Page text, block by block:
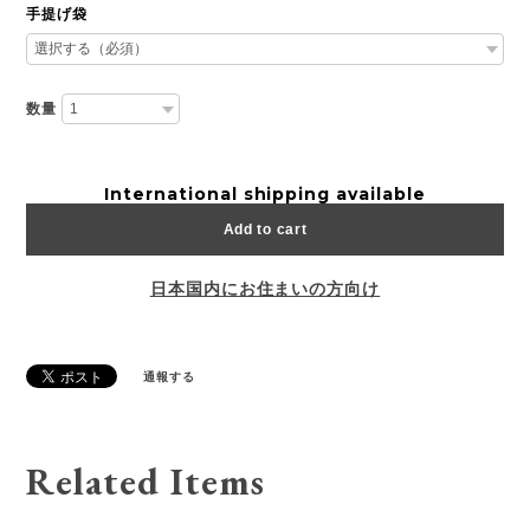
手提げ袋
数量
International shipping available
Add to cart
日本国内にお住まいの方向け
通報する
Related Items